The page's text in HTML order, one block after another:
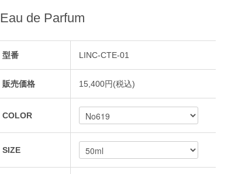
Eau de Parfum
型番 LINC-CTE-01
販売価格 15,400円(税込)
COLOR
SIZE